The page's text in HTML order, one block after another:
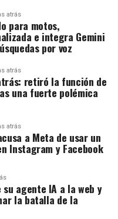
atrás
para motos,
e integra Gemini
por voz
atrás
retiró la función de
una fuerte polémica
atrás
a Meta de usar un
Instagram y Facebook
agente IA a la web y
la batalla de la